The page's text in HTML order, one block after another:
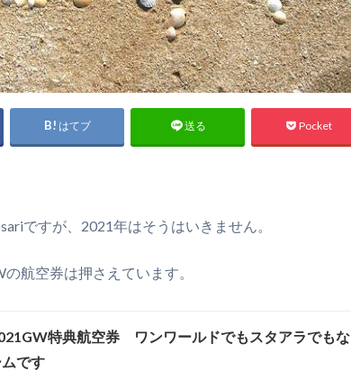
はてブ 送る Pocket
ですが、2021年はそうはいきません。
航空券は押さえています。
特典航空券 ワンワールドでもスタアラでもな
です